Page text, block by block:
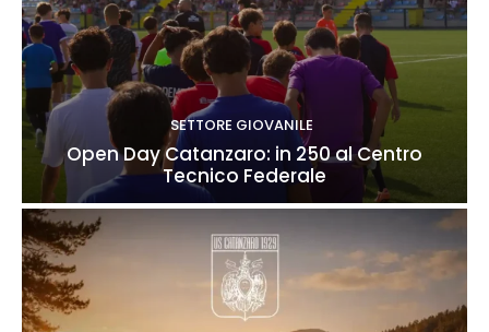
SETTORE GIOVANILE
Open Day Catanzaro: in 250 al Centro
Tecnico Federale